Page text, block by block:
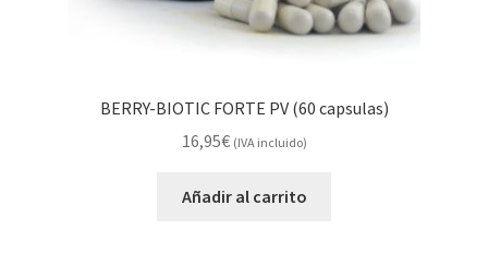
BERRY-BIOTIC FORTE PV (60 capsulas)
16,95€ (IVA incluido)
Añadir al carrito